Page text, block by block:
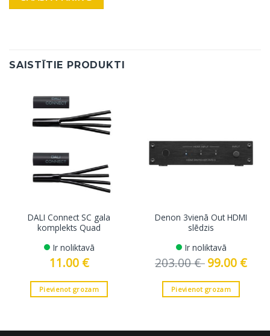
SAISTĪTIE PRODUKTI
DALI Connect SC gala
komplekts Quad
Ir noliktavā
11.00 €
Pievienot grozam
Denon 3vienā Out HDMI
slēdzis
Ir noliktavā
203.00€ Original
price
203.00 €.
99.00 €price
Pievienot grozam